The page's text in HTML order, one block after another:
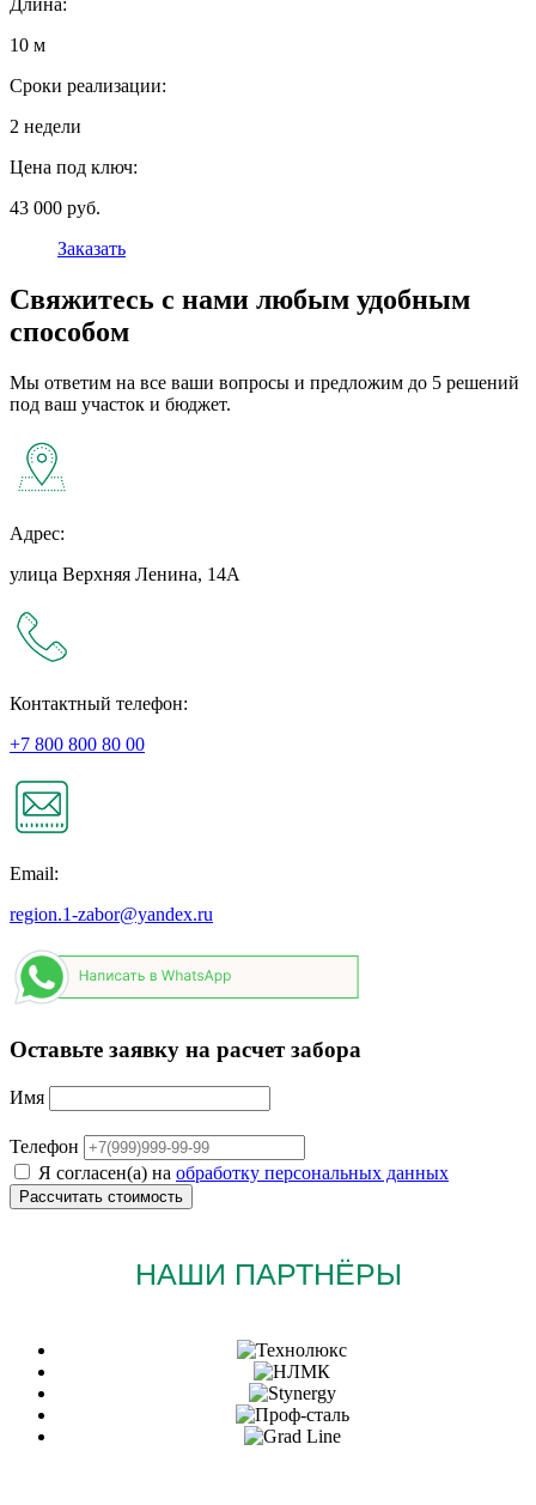
Длина:
10 м
Сроки реализации:
2 недели
Цена под ключ:
43 000 руб.
Заказать
Свяжитесь с нами любым удобным
способом
Мы ответим на все ваши вопросы и предложим до 5 решений
под ваш участок и бюджет.
Адрес:
улица Верхняя Ленина, 14А
Контактный телефон:
+7 800 800 80 00
Email:
region.1-zabor@yandex.ru
Оставьте заявку на расчет забора
Имя
Телефон
Я согласен(а) на обработку персональных данных
НАШИ ПАРТНЁРЫ